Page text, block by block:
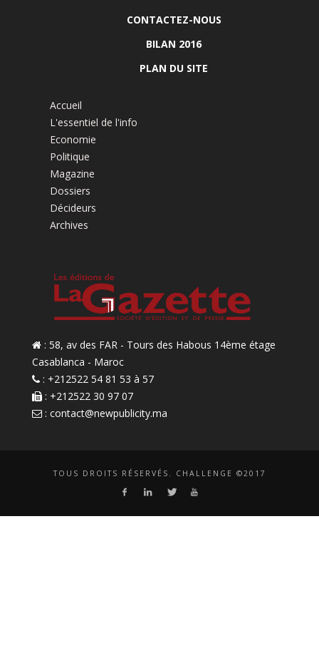
CONTACTEZ-NOUS
BILAN 2016
PLAN DU SITE
Accueil
L'essentiel de l'info
Economie
Politique
Magazine
Dossiers
Décideurs
Archives
: 58, av des FAR - Tours des Habous 14ème étage
Casablanca - Maroc
: +212522 54 81 53 à 57
: +212522 30 97 07
: contact@newpublicity.ma
TOUS DROITS RÉSERVÉS. CHALLENGE ©2017